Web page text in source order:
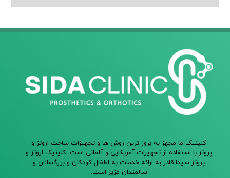
کلینیک ما مجهز به بروز ترین روش ها و تجهیزات ساخت اروتز و
پروتز با استفاده از تجهیزات آمریکایی و آلمانی است. کلینیک اروتز و
پروتز سیدا قادر به ارائه خدمات به اطفال کودکان و بزرگسالان و
سالمندان عزیز است.